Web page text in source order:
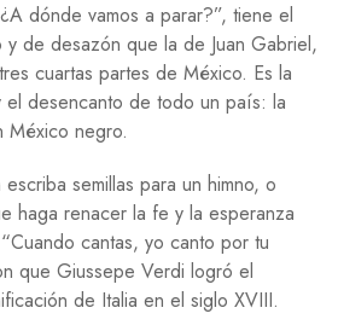
dónde vamos a parar?”, tiene el
y de desazón que la de Juan Gabriel,
cuartas partes de México. Es la
desencanto de todo un país: la
México negro.
semillas para un himno, o
haga renacer la fe y la esperanza
cantas, yo canto por tu
que Giussepe Verdi logró el
de Italia en el siglo XVIII.